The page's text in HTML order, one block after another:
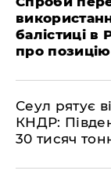
балістиці
про
​Сеул рятує
КНДР:
30 тисяч